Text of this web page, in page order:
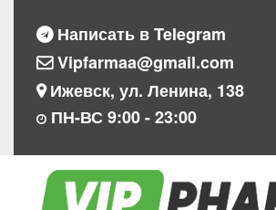
Написать в Telegram
Vipfarmaa@gmail.com
Ижевск, ул. Ленина, 138
ПН-ВС 9:00 - 23:00